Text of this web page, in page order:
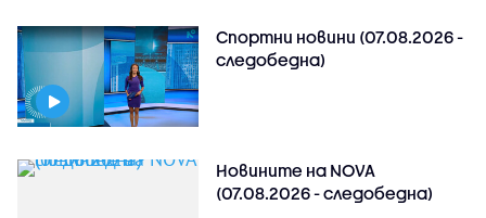
Спортни новини (07.08.2026 -
следобедна)
Новините на NOVA
(07.08.2026 - следобедна)